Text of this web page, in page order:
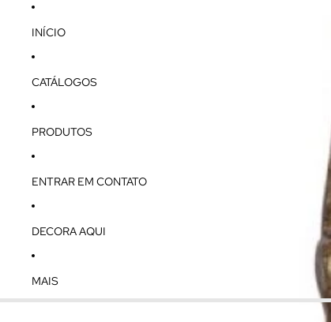
INÍCIO
CATÁLOGOS
PRODUTOS
ENTRAR EM CONTATO
DECORA AQUI
MAIS